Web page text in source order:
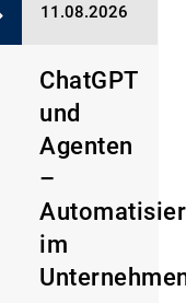
11.08.2026
ChatGPT
und
Agenten
–
im